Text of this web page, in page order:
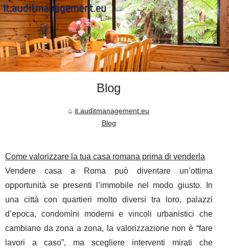
Blog
it.auditmanagement.eu
Blog
Come valorizzare la tua casa romana prima di venderla
Vendere casa a Roma può diventare un’ottima
opportunità se presenti l’immobile nel modo giusto. In
una città con quartieri molto diversi tra loro, palazzi
d’epoca, condomìni moderni e vincoli urbanistici che
cambiano da zona a zona, la valorizzazione non è “fare
lavori a caso”, ma scegliere interventi mirati che